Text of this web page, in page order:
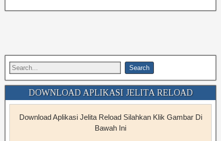
DOWNLOAD APLIKASI JELITA RELOAD
Download Aplikasi Jelita Reload Silahkan Klik Gambar Di
Bawah Ini